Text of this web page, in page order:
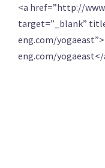
<a href=”http://
target=”_blank”
eng.com/
eng.com/yogaeast</